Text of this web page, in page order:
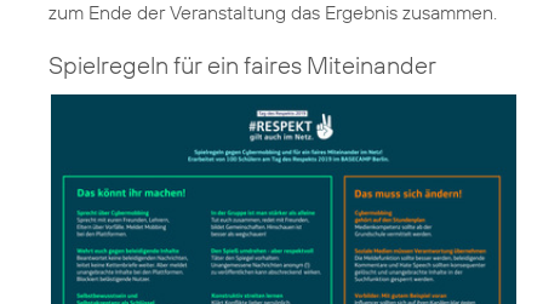
Spielregeln für ein faires Miteinander